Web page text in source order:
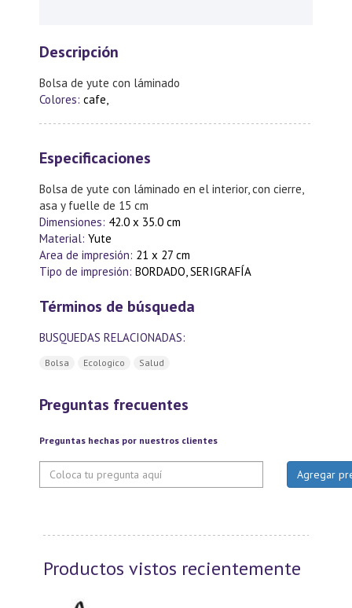
Descripción
Bolsa de yute con láminado
Colores: cafe,
Especificaciones
Bolsa de yute con láminado en el interior, con cierre,
asa y fuelle de 15 cm
Dimensiones: 42.0 x 35.0 cm
Material: Yute
Area de impresión: 21 x 27 cm
Tipo de impresión: BORDADO, SERIGRAFÍA
Términos de búsqueda
BUSQUEDAS RELACIONADAS:
Bolsa Ecologico Salud
Preguntas frecuentes
Preguntas hechas por nuestros clientes
Productos vistos recientemente